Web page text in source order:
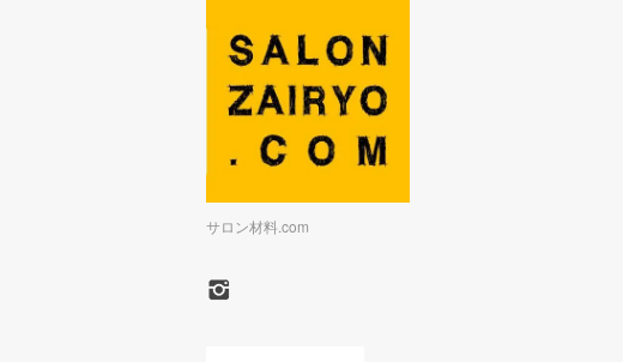
サロン材料.com